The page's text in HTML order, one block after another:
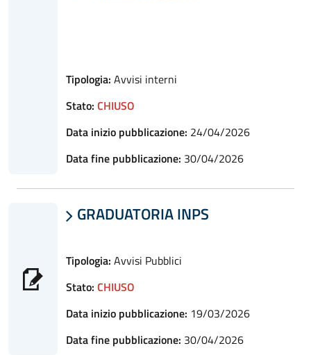
Tipologia: Avvisi interni
Stato: CHIUSO
Data inizio pubblicazione: 24/04/2026
Data fine pubblicazione: 30/04/2026
 GRADUATORIA INPS
Tipologia: Avvisi Pubblici
Stato: CHIUSO
Data inizio pubblicazione: 19/03/2026
Data fine pubblicazione: 30/04/2026